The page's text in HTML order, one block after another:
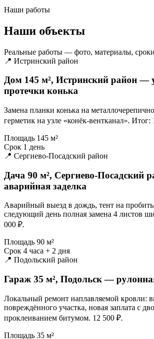
Наши работы
Наши объекты
Реальные работы — фото, материалы,
📍 Истринский район
Дом 145 м², Истринский район —
протечки конька
Замена планки конька на
герметик на узле «конёк-вентканал». Итог:
Площадь 145 м²
Срок 1 день
📍 Сергиево-Посадский район
Дача 90 м², Сергиево-Посадский
аварийная заделка
Аварийный выезд в дождь, тент на
следующий день полная замена 4 листов
000 ₽.
Площадь 90 м²
Срок 4 часа + 2 дня
📍 Подольский район
Гараж 35 м², Подольск —
Локальный ремонт наплавляемой кровли:
повреждённого участка, новая заплата с
проклеиванием битумом. 12 500 ₽.
Площадь 35 м²